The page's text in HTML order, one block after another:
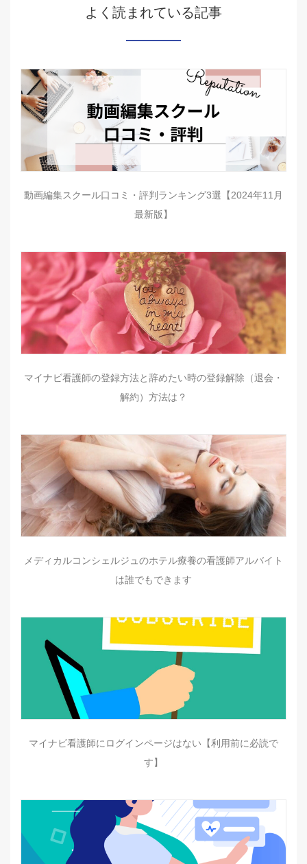
よく読まれている記事
動画編集スクール口コミ・評判ランキング3選【2024年11月
最新版】
マイナビ看護師の登録方法と辞めたい時の登録解除（退会・
解約）方法は？
メディカルコンシェルジュのホテル療養の看護師アルバイト
は誰でもできます
マイナビ看護師にログインページはない【利用前に必読で
す】